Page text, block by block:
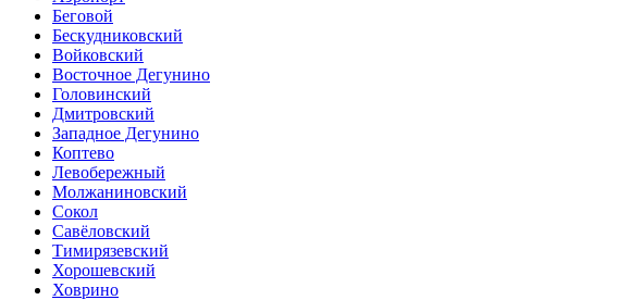
Беговой
Бескудниковский
Войковский
Восточное Дегунино
Головинский
Дмитровский
Западное Дегунино
Коптево
Левобережный
Молжаниновский
Сокол
Савёловский
Тимирязевский
Хорошевский
Ховрино